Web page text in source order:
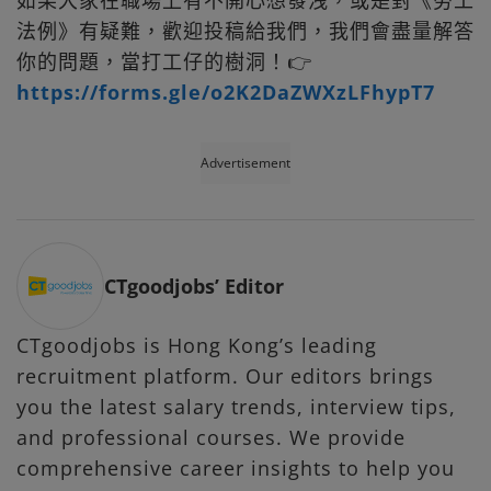
法例》有疑難，歡迎投稿給我們，我們會盡量解答
你的問題，當打工仔的樹洞！👉
https://forms.gle/o2K2DaZWXzLFhypT7
Advertisement
CTgoodjobs’ Editor
CTgoodjobs is Hong Kong’s leading
recruitment platform. Our editors brings
you the latest salary trends, interview tips,
and professional courses. We provide
comprehensive career insights to help you